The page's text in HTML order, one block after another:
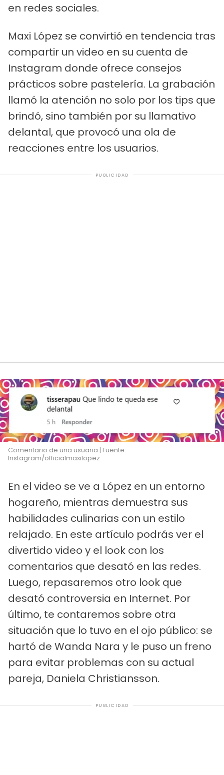
en redes sociales.
Maxi López se convirtió en tendencia tras
compartir un video en su cuenta de
Instagram donde ofrece consejos
prácticos sobre pastelería. La grabación
llamó la atención no solo por los tips que
brindó, sino también por su llamativo
delantal, que provocó una ola de
reacciones entre los usuarios.
PUBLICIDAD
Comentario de una usuaria | Fuente:
Instagram/officialmaxilopez
En el video se ve a López en un entorno
hogareño, mientras demuestra sus
habilidades culinarias con un estilo
relajado. En este artículo podrás ver el
divertido video y el look con los
comentarios que desató en las redes.
Luego, repasaremos otro look que
desató controversia en Internet. Por
último, te contaremos sobre otra
situación que lo tuvo en el ojo público: se
hartó de Wanda Nara y le puso un freno
para evitar problemas con su actual
pareja, Daniela Christiansson.
PUBLICIDAD